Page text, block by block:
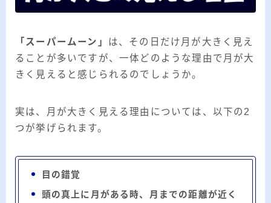
「スーパームーン」 は、その日だけ月が大きく見え
ることが多いですが、一体どのような理由で月が大
きく見えると感じられるのでしょうか。
実は、月が大きく見える理由については、以下の2
つが挙げられます。
目の錯覚
頭の真上に月がある時、月までの距離が近く